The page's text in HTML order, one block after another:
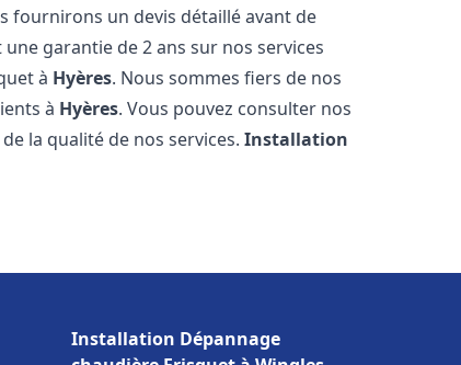
fournirons un devis détaillé avant de
garantie de 2 ans sur nos services
à Hyères. Nous sommes fiers de nos
à Hyères. Vous pouvez consulter nos
la qualité de nos services.Installation
Installation Dépannage